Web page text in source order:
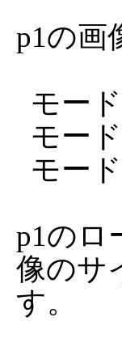
p1の画
p1のロ
像のサ
す。